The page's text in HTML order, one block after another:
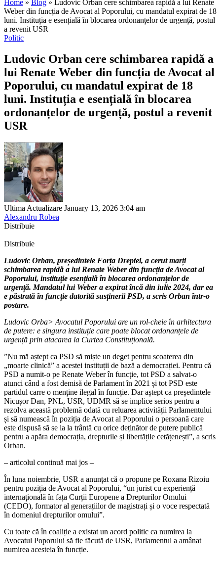
Home » Blog »
Ludovic Orban cere schimbarea rapidă a lui Renate
Weber din funcția de Avocat al Poporului, cu mandatul expirat de 18
luni. Instituția e esențială în blocarea ordonanțelor de urgență, postul
a revenit USR
Politic
Ludovic Orban cere schimbarea rapidă a
lui Renate Weber din funcția de Avocat al
Poporului, cu mandatul expirat de 18
luni. Instituția e esențială în blocarea
ordonanțelor de urgență, postul a revenit
USR
Ultima Actualizare January 13, 2026 3:04 am
Alexandru Robea
Distribuie
Distribuie
Ludovic Orban, președintele Forța Dreptei, a cerut marți
schimbarea rapidă a lui Renate Weber din funcția de Avocat al
Poporului, instituție esențială în blocarea ordonanțelor de
urgență. Mandatul lui Weber a expirat încă din iulie 2024, dar ea
e păstrată în funcție datorită susținerii PSD, a scris Orban într-o
postare.
Ludovic Orba> Avocatul Poporului are un rol-cheie în arhitectura
de putere: e singura instituție care poate blocat ordonanțele de
urgență prin atacarea la Curtea Constituțională.
”Nu mă aștept ca PSD să miște un deget pentru scoaterea din
„moarte clinică” a acestei instituții de bază a democrației. Pentru că
PSD a numit-o pe Renate Weber în funcție, tot PSD a salvat-o
atunci când a fost demisă de Parlament în 2021 și tot PSD este
partidul carre o menține ilegal în funcție. Dar aștept ca președintele
Nicușor Dan, PNL, USR, UDMR să se implice serios pentru a
rezolva această problemă odată cu reluarea activității Parlamentului
și să numească în poziția de Avocat al Poporului o persoană care
este dispusă să se ia la trântă cu orice deținător de putere publică
pentru a apăra democrația, drepturile și libertățile cetățenești”, a scris
Orban.
– articolul continuă mai jos –
În luna noiembrie, USR a anunțat că o propune pe Roxana Rizoiu
pentru poziția de Avocat al Poporului, “un jurist cu experiență
internațională în fața Curții Europene a Drepturilor Omului
(CEDO), formator al generațiilor de magistrați și o voce respectată
în domeniul drepturilor omului”.
Cu toate că în coaliție a existat un acord politic ca numirea la
Avocatul Poporului să fie făcută de USR, Parlamentul a amânat
numirea acesteia în funcție.